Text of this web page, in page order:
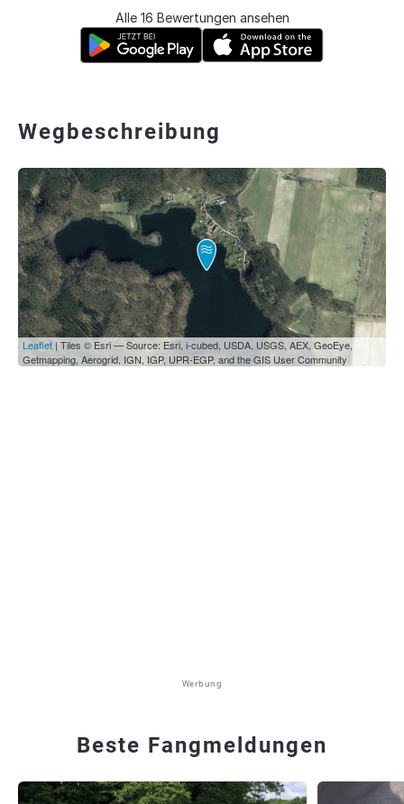
Alle 16 Bewertungen ansehen
Wegbeschreibung
Leaflet | Tiles © Esri — Source: Esri, i-cubed, USDA, USGS, AEX, GeoEye,
Getmapping, Aerogrid, IGN, IGP, UPR-EGP, and the GIS User Community
Werbung
Beste Fangmeldungen